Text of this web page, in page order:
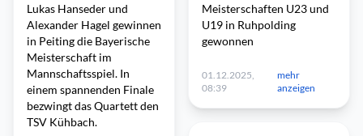
Lukas Hanseder und
Alexander Hagel gewinnen
in Peiting die Bayerische
Meisterschaft im
Mannschaftsspiel. In
einem spannenden Finale
bezwingt das Quartett den
TSV Kühbach.
Meisterschaften U23 und
U19 in Ruhpolding
gewonnen
01.12.2025,
08:39
mehr
anzeigen